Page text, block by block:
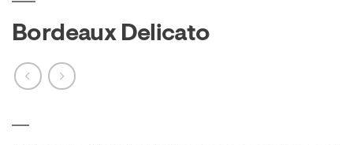
Bordeaux Delicato